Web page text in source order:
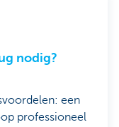
nodig?
een
professioneel